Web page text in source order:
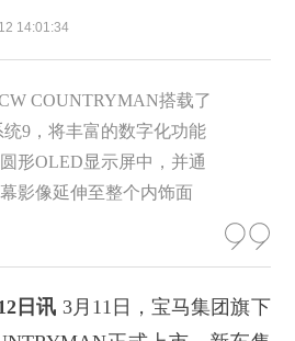
14:01:34
COUNTRYMAN搭载了
9，将丰富的数字化功能
形OLED显示屏中，并通
影像延伸至整个内饰面
日讯 3月11日，宝马集团旗下